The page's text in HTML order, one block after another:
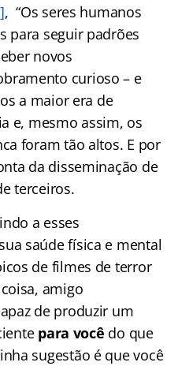
, “Os seres humanos
para seguir padrões
novos
curioso – e
a maior era de
e, mesmo assim, os
foram tão altos. E por
da disseminação de
terceiros.
a esses
saúde física e mental
de filmes de terror
amigo
de produzir um
para você do que
sugestão é que você